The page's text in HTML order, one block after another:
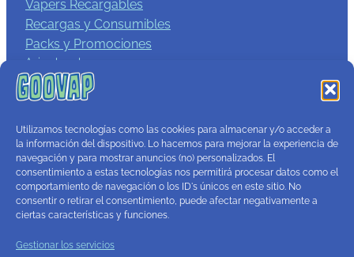
Utilizamos tecnologías como las cookies para almacenar y/o acceder a
la información del dispositivo. Lo hacemos para mejorar la experiencia de
navegación y para mostrar anuncios (no) personalizados. El
consentimiento a estas tecnologías nos permitirá procesar datos como el
comportamiento de navegación o los ID's únicos en este sitio. No
consentir o retirar el consentimiento, puede afectar negativamente a
ciertas características y funciones.
Gestionar los servicios
Vapers Recargables
Recargas y Consumibles
Packs y Promociones
Aviso legal
Política de privacidad
Términos y condiciones
Contacto